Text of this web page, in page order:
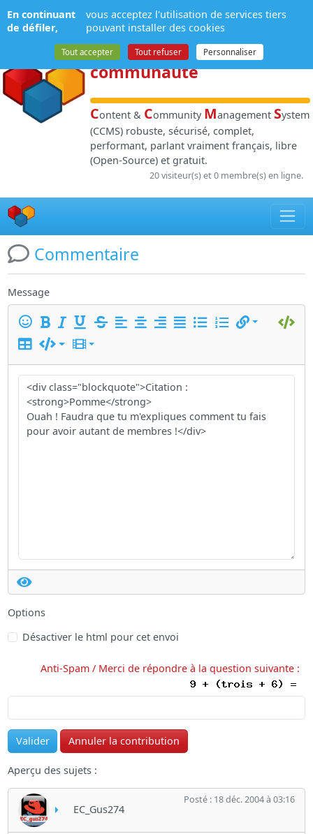
NPDS:Gestion de
contenuet de
communauté
Content & Community Management System
(CCMS) robuste, sécurisé, complet,
performant, parlant vraiment français, libre
(Open-Source) et gratuit.
20 visiteur(s) et 0 membre(s) en ligne.
Commentaire
Message
Options
Désactiver le html pour cet envoi
Anti-Spam / Merci de répondre à la question suivante :
Aperçu des sujets :
EC_Gus274
Posté : 18 déc. 2004 à 03:16
Panneau de gestion des cookies
En continuant
de défiler,
vous acceptez l'utilisation de services tiers
pouvant installer des cookies
Tout accepter Tout refuser Personnaliser